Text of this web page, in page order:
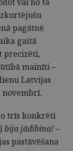
pagātnē
gaitā
precizēti,
mainīti –
Latvijas
novembrī.
trīs konkrēti
bija jādibina!–
pastāvēšana